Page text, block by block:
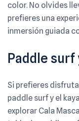
color. No olvides
prefieres una
inmersión guiada
Paddle surf
Si prefieres
paddle surf y el
explorar Cala